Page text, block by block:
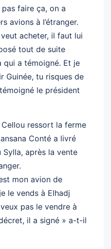
faire ça, on a
avions à l’étranger.
acheter, il faut lui
tout de suite
qui a témoigné. Et je
Guinée, tu risques de
le président
ressort la ferme
Conté a livré
Sylla, après la vente
mon avion de
le vends à Elhadj
pas le vendre à
il a signé » a-t-il